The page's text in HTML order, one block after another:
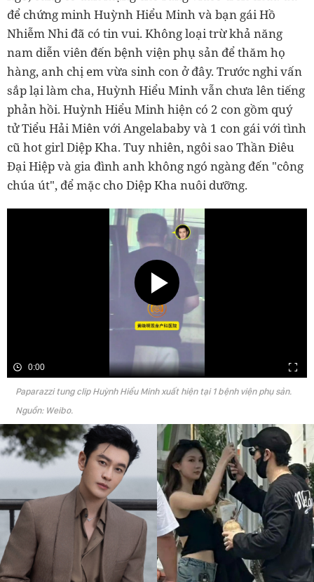
để chứng minh Huỳnh Hiểu Minh và bạn gái Hồ
Nhiễm Nhi đã có tin vui. Không loại trừ khả năng
nam diễn viên đến bệnh viện phụ sản để thăm họ
hàng, anh chị em vừa sinh con ở đây. Trước nghi vấn
sắp lại làm cha, Huỳnh Hiểu Minh vẫn chưa lên tiếng
phản hồi. Huỳnh Hiểu Minh hiện có 2 con gồm quý
tử Tiểu Hải Miên với Angelababy và 1 con gái với tình
cũ hot girl Diệp Kha. Tuy nhiên, ngôi sao Thần Điêu
Đại Hiệp và gia đình anh không ngó ngàng đến "công
chúa út", để mặc cho Diệp Kha nuôi dưỡng.
0:00
Paparazzi tung clip Huỳnh Hiểu Minh xuất hiện tại 1 bệnh viện phụ sản.
Nguồn: Weibo.